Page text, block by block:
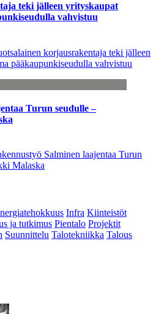
teki jälleen yrityskaupat
vahvistuu
korjausrakentaja teki jälleen
pääkaupunkiseudulla vahvistuu
Turun seudulle –
Salminen laajentaa Turun
Malaska
Infra Kiinteistöt
ja tutkimus Pientalo Projektit
Suunnittelu Talotekniikka Talous